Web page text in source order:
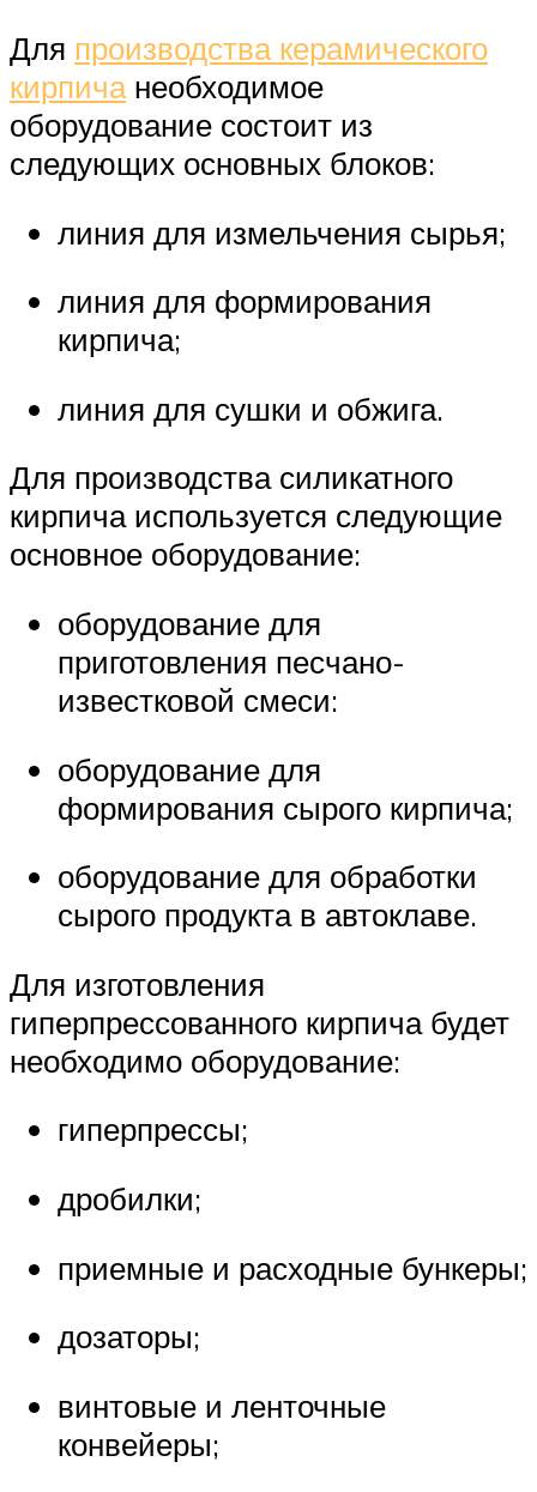
Для производства керамического
кирпичанеобходимое
оборудование состоит из
следующих основных блоков:
линия для измельчения сырья;
линия для формирования
кирпича;
линия для сушки и обжига.
Для производства силикатного
кирпича используется следующие
основное оборудование:
оборудование для
приготовления песчано-
известковой смеси:
оборудование для
формирования сырого кирпича;
оборудование для обработки
сырого продукта в автоклаве.
Для изготовления
гиперпрессованного кирпича будет
необходимо оборудование:
гиперпрессы;
дробилки;
приемные и расходные бункеры;
дозаторы;
винтовые и ленточные
конвейеры;